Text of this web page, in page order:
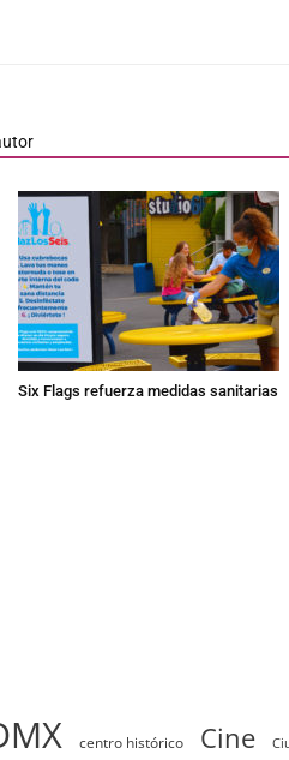
Six Flags refuerza medidas sanitarias
centro histórico Cine